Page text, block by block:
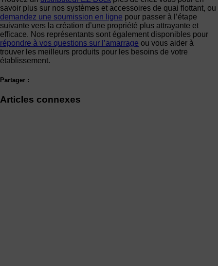
savoir plus sur nos systèmes et accessoires de quai flottant, ou
demandez une soumission en ligne pour passer à l’étape
suivante vers la création d’une propriété plus attrayante et
efficace. Nos représentants sont également disponibles pour
répondre à vos questions sur l’amarrage ou vous aider à
trouver les meilleurs produits pour les besoins de votre
établissement.
Partager :
Articles connexes